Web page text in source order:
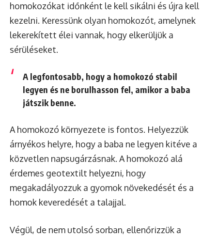
homokozókat időnként le kell sikálni és újra kell
kezelni. Keressünk olyan homokozót, amelynek
lekerekített élei vannak, hogy elkerüljük a
sérüléseket.
A legfontosabb, hogy a homokozó stabil
legyen és ne borulhasson fel, amikor a baba
játszik benne.
A homokozó környezete is fontos. Helyezzük
árnyékos helyre, hogy a baba ne legyen kitéve a
közvetlen napsugárzásnak. A homokozó alá
érdemes geotextilt helyezni, hogy
megakadályozzuk a gyomok növekedését és a
homok keveredését a talajjal.
Végül, de nem utolsó sorban, ellenőrizzük a